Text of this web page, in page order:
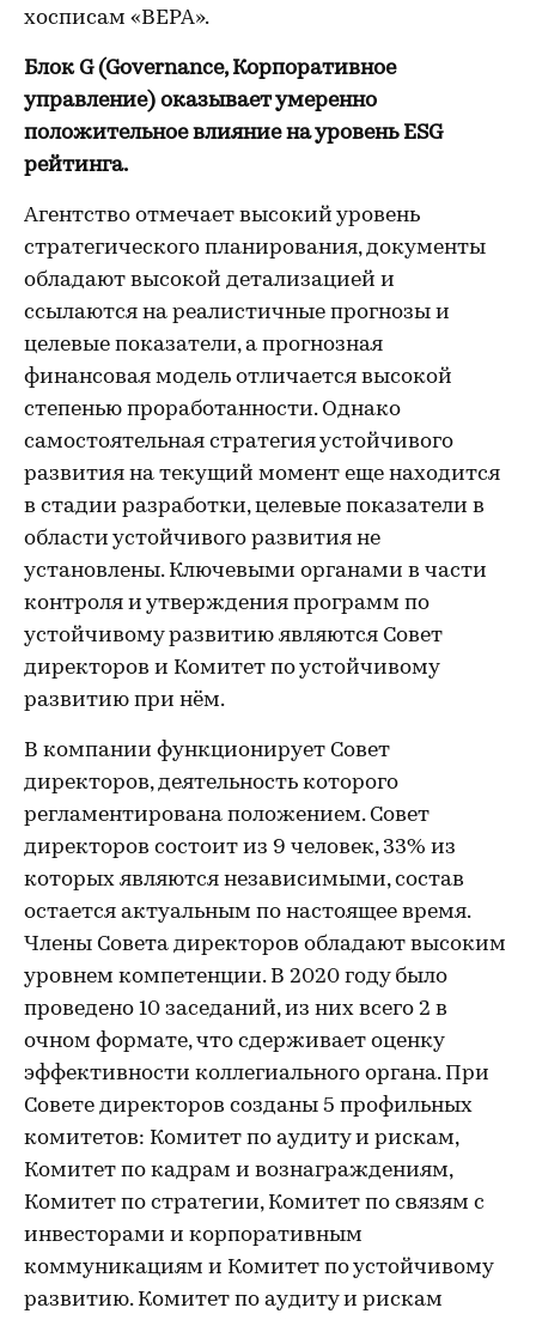
хосписам «ВЕРА».
Блок G (Governance, Корпоративное
управление) оказывает умеренно
положительное влияние на уровень ESG
рейтинга.
Агентство отмечает высокий уровень
стратегического планирования, документы
обладают высокой детализацией и
ссылаются на реалистичные прогнозы и
целевые показатели, а прогнозная
финансовая модель отличается высокой
степенью проработанности. Однако
самостоятельная стратегия устойчивого
развития на текущий момент еще находится
в стадии разработки, целевые показатели в
области устойчивого развития не
установлены. Ключевыми органами в части
контроля и утверждения программ по
устойчивому развитию являются Совет
директоров и Комитет по устойчивому
развитию при нём.
В компании функционирует Совет
директоров, деятельность которого
регламентирована положением. Совет
директоров состоит из 9 человек, 33% из
которых являются независимыми, состав
остается актуальным по настоящее время.
Члены Совета директоров обладают высоким
уровнем компетенции. В 2020 году было
проведено 10 заседаний, из них всего 2 в
очном формате, что сдерживает оценку
эффективности коллегиального органа. При
Совете директоров созданы 5 профильных
комитетов: Комитет по аудиту и рискам,
Комитет по кадрам и вознаграждениям,
Комитет по стратегии, Комитет по связям с
инвесторами и корпоративным
коммуникациям и Комитет по устойчивому
развитию. Комитет по аудиту и рискам